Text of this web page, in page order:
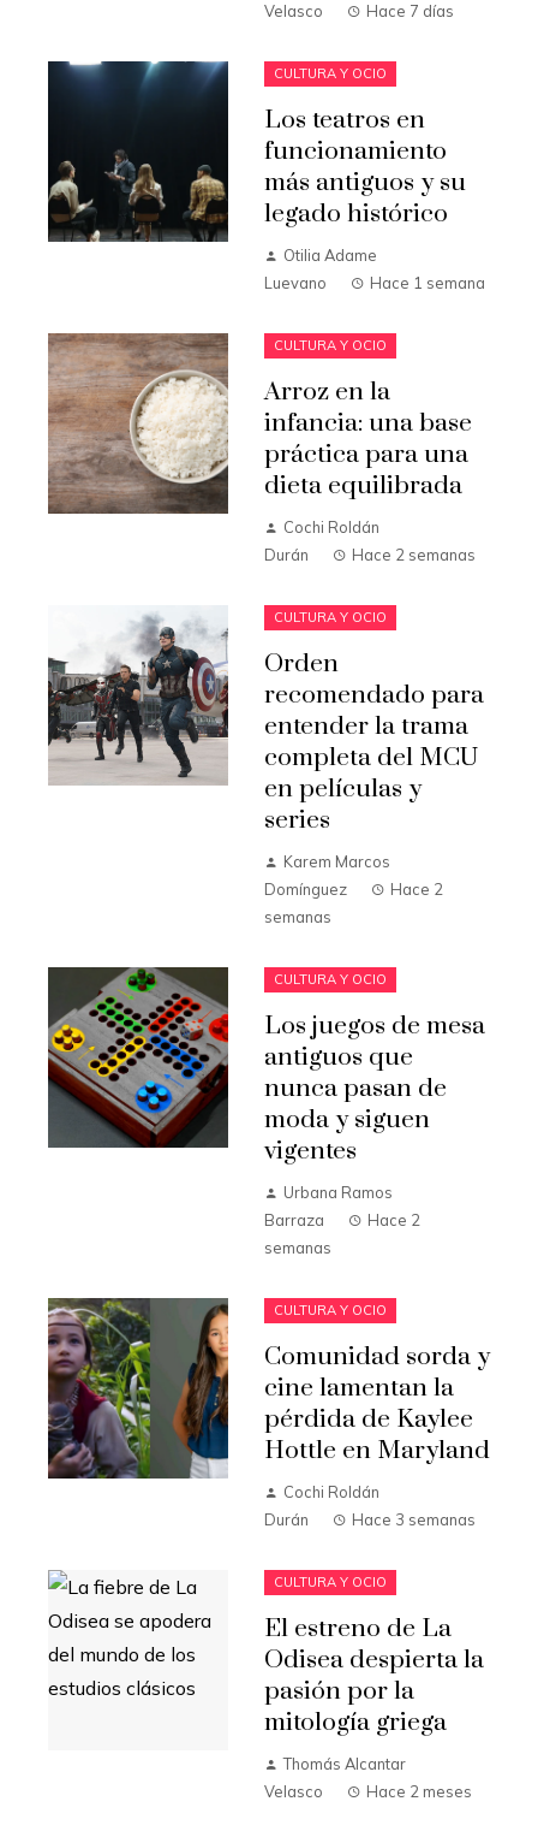
Velasco
Hace 7 días
CULTURA Y OCIO
Los teatros en
funcionamiento
más antiguos y su
legado histórico
Otilia Adame
Luevano
Hace 1 semana
CULTURA Y OCIO
Arroz en la
infancia: una base
práctica para una
dieta equilibrada
Cochi Roldán
Durán
Hace 2 semanas
CULTURA Y OCIO
Orden
recomendado para
entender la trama
completa del MCU
en películas y
series
Karem Marcos
Domínguez
Hace 2
semanas
CULTURA Y OCIO
Los juegos de mesa
antiguos que
nunca pasan de
moda y siguen
vigentes
Urbana Ramos
Barraza
Hace 2
semanas
CULTURA Y OCIO
Comunidad sorda y
cine lamentan la
pérdida de Kaylee
Hottle en Maryland
Cochi Roldán
Durán
Hace 3 semanas
CULTURA Y OCIO
El estreno de La
Odisea despierta la
pasión por la
mitología griega
Thomás Alcantar
Velasco
Hace 2 meses